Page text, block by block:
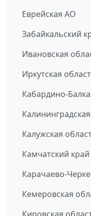
Еврейская АО
Забайкальский
Ивановская
Иркутская
Кабардино-
Калужская
Камчатский край
Карачаево-
Кемеровская